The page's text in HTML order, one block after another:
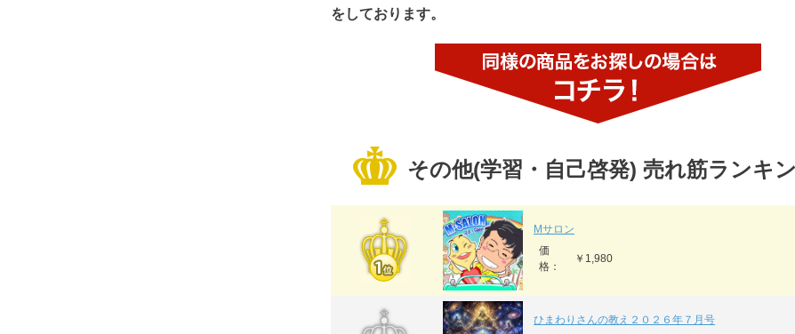
をしております。
その他(学習・自己啓発) 売れ筋ランキ
Mサロン
価
格：
￥1,980
ひまわりさんの教え２０２６年７月号